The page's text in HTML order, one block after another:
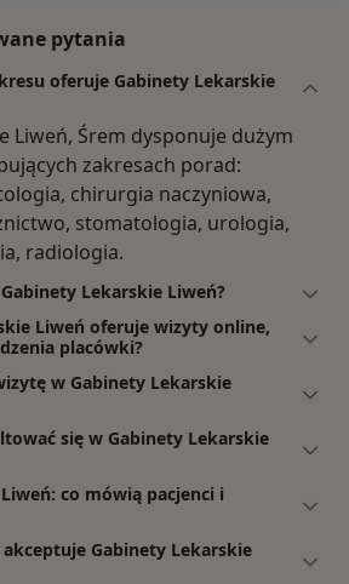
pytania
oferuje Gabinety Lekarskie
Liweń, Śrem dysponuje dużym
zakresach porad:
chirurgia naczyniowa,
stomatologia, urologia,
radiologia.
Lekarskie Liweń?
Liweń oferuje wizyty online,
placówki?
w Gabinety Lekarskie
się w Gabinety Lekarskie
co mówią pacjenci i
akceptuje Gabinety Lekarskie